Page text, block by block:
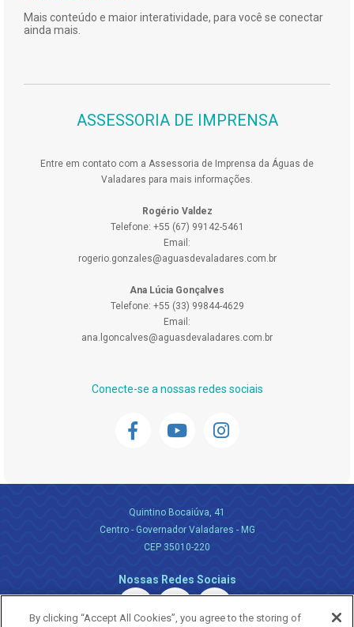
Mais conteúdo e maior interatividade, para você se conectar
ainda mais.
ASSESSORIA DE IMPRENSA
Entre em contato com a Assessoria de Imprensa da Águas de
Valadares para mais informações.
Rogério Valdez
Telefone: +55 (67) 99142-5461
Email:
rogerio.gonzales@aguasdevaladares.com.br
Ana Lúcia Gonçalves
Telefone: +55 (33) 99844-4629
Email:
ana.lgoncalves@aguasdevaladares.com.br
Conecte-se a nossas redes sociais
Quintino Bocaiúva, 41
Centro - Governador Valadares - MG
CEP 35010-220
Nossas Redes Sociais
By clicking “Accept All Cookies”, you agree to the storing of